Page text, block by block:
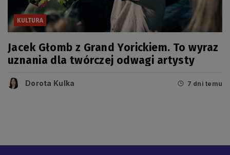
KULTURA
Jacek Głomb z Grand Yorickiem. To wyraz
uznania dla twórczej odwagi artysty
Dorota Kulka 7 dni temu